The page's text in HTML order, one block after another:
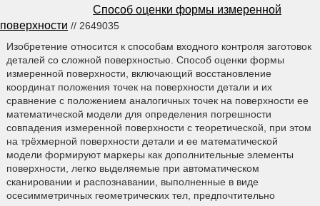
Способ оценки формы измеренной
поверхности // 2649035
Изобретение относится к способам входного контроля заготовок
деталей со сложной поверхностью. Способ оценки формы
измеренной поверхности, включающий восстановление
координат положения точек на поверхности детали и их
сравнение с положением аналогичных точек на поверхности ее
математической модели для определения погрешности
совпадения измеренной поверхности с теоретической, при этом
на трёхмерной поверхности детали и ее математической
модели формируют маркеры как дополнительные элементы
поверхности, легко выделяемые при автоматическом
сканировании и распознавании, выполненные в виде
осесимметричных геометрических тел, предпочтительно